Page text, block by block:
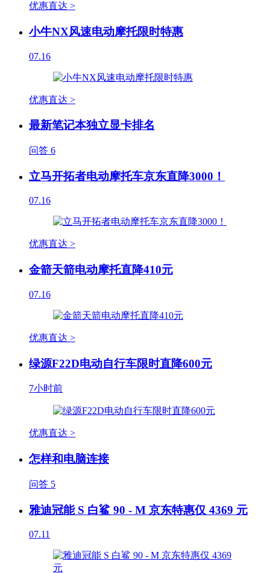
优惠直达 >
小牛NX风速电动摩托限时特惠
07.16
优惠直达 >
最新笔记本独立显卡排名
问答 6
立马开拓者电动摩托车京东直降3000！
07.16
优惠直达 >
金箭天箭电动摩托直降410元
07.16
优惠直达 >
绿源F22D电动自行车限时直降600元
7小时前
优惠直达 >
怎样和电脑连接
问答 5
雅迪冠能 S 白鲨 90 - M 京东特惠仅 4369 元
07.11